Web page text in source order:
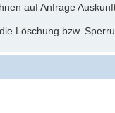
auf Anfrage
Löschung bzw.